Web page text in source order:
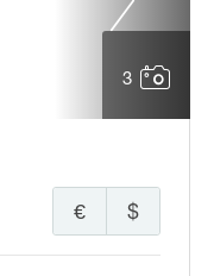
3
$
€